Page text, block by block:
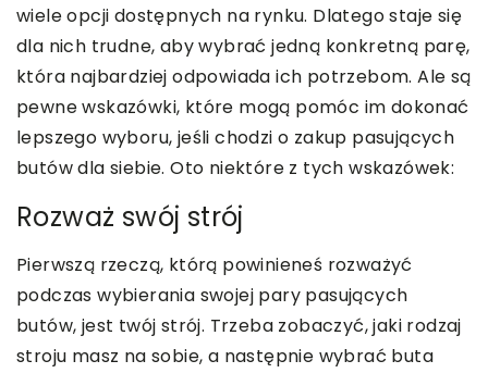
wiele opcji dostępnych na rynku. Dlatego staje się
dla nich trudne, aby wybrać jedną konkretną parę,
która najbardziej odpowiada ich potrzebom. Ale są
pewne wskazówki, które mogą pomóc im dokonać
lepszego wyboru, jeśli chodzi o zakup pasujących
butów dla siebie. Oto niektóre z tych wskazówek:
Rozważ swój strój
Pierwszą rzeczą, którą powinieneś rozważyć
podczas wybierania swojej pary pasujących
butów, jest twój strój. Trzeba zobaczyć, jaki rodzaj
stroju masz na sobie, a następnie wybrać buta